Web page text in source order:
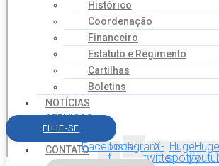
Histórico
Coordenação
Financeiro
Estatuto e Regimento
Cartilhas
Boletins
NOTÍCIAS
SERVIÇOS
AGENDA
CONTATO
FILIE-SE
Facebook-
f
InstagramX-
twitter
Huge-
spotify